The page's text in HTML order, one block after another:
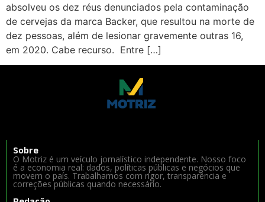
absolveu os dez réus denunciados pela contaminação
de cervejas da marca Backer, que resultou na morte de
dez pessoas, além de lesionar gravemente outras 16,
em 2020. Cabe recurso. Entre […]
Sobre
O Motriz é um veículo jornalístico independente. Nosso foco
é a economia real: dados, políticas públicas e negócios que
movem o país. Trabalhamos com rigor, transparência e
correções públicas quando necessário.